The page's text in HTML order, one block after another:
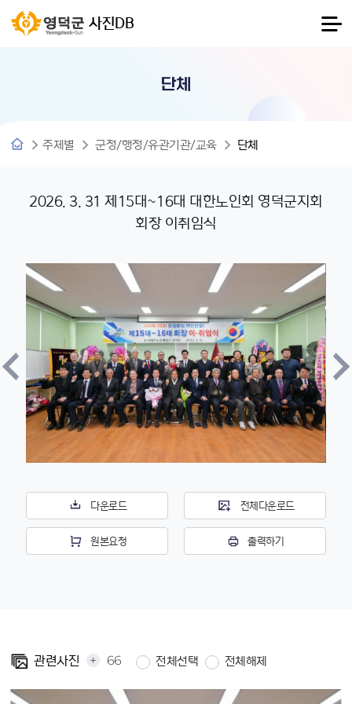
사진DB
단체
주제별 군정/행정/유관기관/교육 단체
2026. 3. 31 제15대~16대 대한노인회 영덕군지회
회장 이취임식
다운로드 전체다운로드
원본요청 출력하기
관련사진 + 66 전체선택 전체해제